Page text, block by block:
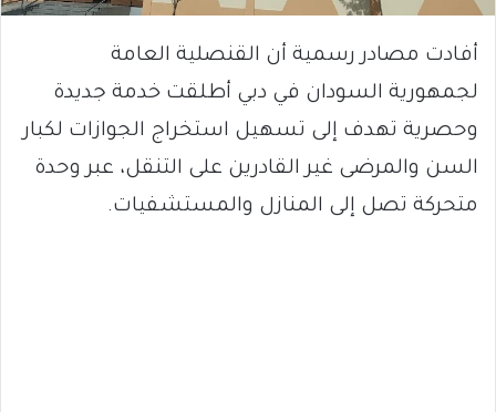
أفادت مصادر رسمية أن القنصلية العامة
لجمهورية السودان في دبي أطلقت خدمة جديدة
وحصرية تهدف إلى تسهيل استخراج الجوازات لكبار
السن والمرضى غير القادرين على التنقل، عبر وحدة
متحركة تصل إلى المنازل والمستشفيات.